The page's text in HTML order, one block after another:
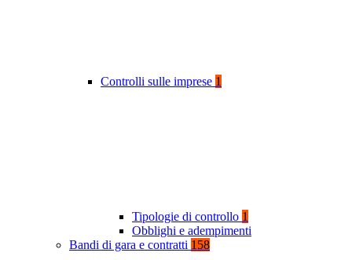
Controlli sulle imprese 1
Tipologie di controllo 1
Obblighi e adempimenti
Bandi di gara e contratti 158